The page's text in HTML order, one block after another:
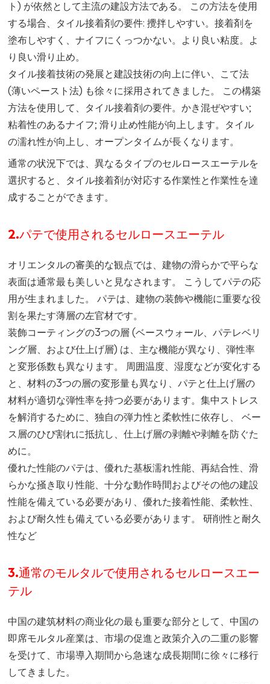
ト) が依然として主流の建設方法である。 この方法を使用
する場合、タイル接着剤の要件: 攪拌しやすい。接着剤を
塗布しやすく、ナイフにくっつかない。より良い粘度。よ
り良い滑り止め。
タイル接着技術の発展と建設技術の向上に伴い、こて法
(薄いペースト法) も徐々に採用されてきました。 この構築
方法を使用して、タイル接着剤の要件。かき混ぜやすい;
粘着性のあるナイフ; 滑り止め性能が向上します。タイル
の濡れ性が向上し、オープンタイムが長くなります。
通常の状況下では、異なるタイプのセルロースエーテルを
選択すると、タイル接着剤が対応する作業性と作業性を達
成することができます。
2.パテで使用されるセルロースエーテル
オリエンタルの審美的な観点では、建物の滑らかで平らな
表面は通常最も美しいと見なされます。 こうしてパテの応
用が生まれました。 パテは、建物の装飾や機能に重要な役
割を果たす薄層の左官材です。
装飾コーティングの3つの層 (ベースウォール、パテレベリ
ング層、および仕上げ層) は、主な機能が異なり、弾性率
と変形係数も異なります。 周囲温度、湿度などが変化する
と、材料の3つの層の変形量も異なり、パテと仕上げ層の
材料が適切な弾性率を持つ必要があります。集中ストレス
を解消するために、独自の弾力性と柔軟性に依存し、 ベー
ス層のひび割れに抵抗し、仕上げ層の剥離や剥離を防ぐた
めに。
優れた性能のパテは、優れた基板濡れ性能、再結合性、滑
らかな掻き取り性能、十分な動作時間およびその他の建設
性能を備えている必要があり、優れた接着性能、柔軟性、
および耐久性も備えている必要があります。 研削性と耐久
性など
3.通常のモルタルで使用されるセルロースエー
テル
中国の建筑材料の商业化の最も重要な部分として、中国の
即席モルタル産業は、市場の促進と政策介入の二重の影響
を受けて、市場導入期間から急速な成長期間に徐々に移行
してきました。